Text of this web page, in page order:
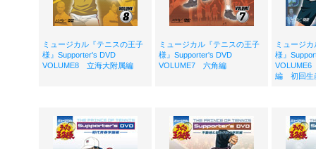
ミュージカル『テニスの王子
様』Supporter's DVD
VOLUME8 立海大附属編
ミュージカル『テニスの王子
様』Supporter's DVD
VOLUME7 六角編
ミュージ
様』
編 初回生